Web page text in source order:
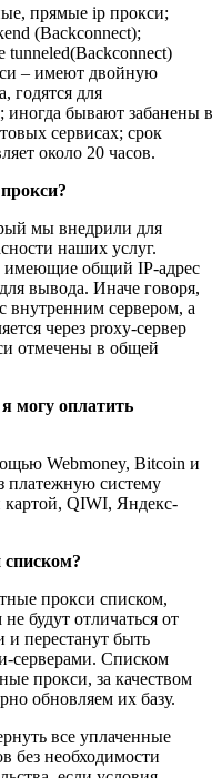
прямые ip прокси;
(Backconnect);
tunneled(Backconnect)
– имеют двойную
годятся для
иногда бывают забанены в
сервисах; срок
около 20 часов.
мы внедрили для
наших услуг.
имеющие общий IP-адрес
вывода. Иначе говоря,
внутренним сервером, а
через proxy-сервер
отмечены в общей
могу оплатить
Webmoney, Bitcoin и
платежную систему
картой, QIWI, Яндекс-
прокси списком,
будут отличаться от
перестанут быть
серверами. Списком
прокси, за качеством
обновляем их базу.
все уплаченные
без необходимости